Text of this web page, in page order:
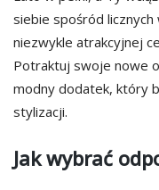
siebie spośród
niezwykle atrakcyjnej
Potraktuj swoje nowe
modny dodatek, który
stylizacji.
Jak wybrać